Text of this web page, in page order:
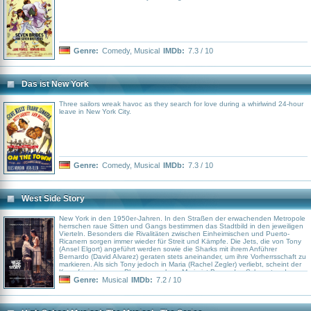
Genre: Comedy, Musical IMDb: 7.3 / 10
Das ist New York
Three sailors wreak havoc as they search for love during a whirlwind 24-hour
leave in New York City.
Genre: Comedy, Musical IMDb: 7.3 / 10
West Side Story
New York in den 1950er-Jahren. In den Straßen der erwachenden Metropole
herrschen raue Sitten und Gangs bestimmen das Stadtbild in den jeweiligen
Vierteln. Besonders die Rivalitäten zwischen Einheimischen und Puerto-
Ricanern sorgen immer wieder für Streit und Kämpfe. Die Jets, die von Tony
(Ansel Elgort) angeführt werden sowie die Sharks mit ihrem Anführer
Bernardo (David Alvarez) geraten stets aneinander, um ihre Vorherrsschaft zu
markieren. Als sich Tony jedoch in Maria (Rachel Zegler) verliebt, scheint der
Kampf in eine neue Phase zu gehen: Maria ist Bernardos Schwester, der von
der heimlichen Liason der beiden Liebenden alles andere als begeistert ist.
Seiten zu beklagen. Ist die Liebe zweier Personen es wert, das Leben
anderer aufs Spiel zu setzen? Remake des Musical-Klassikers „West Side
Genre: Musical IMDb: 7.2 / 10